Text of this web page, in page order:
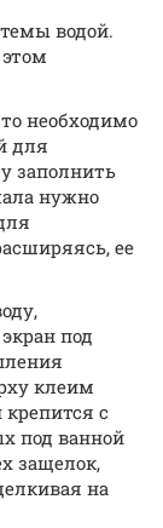
водой.
необходимо
для
заполнить
нужно
ее
под
клеим
с
под ванной
защелок,
на